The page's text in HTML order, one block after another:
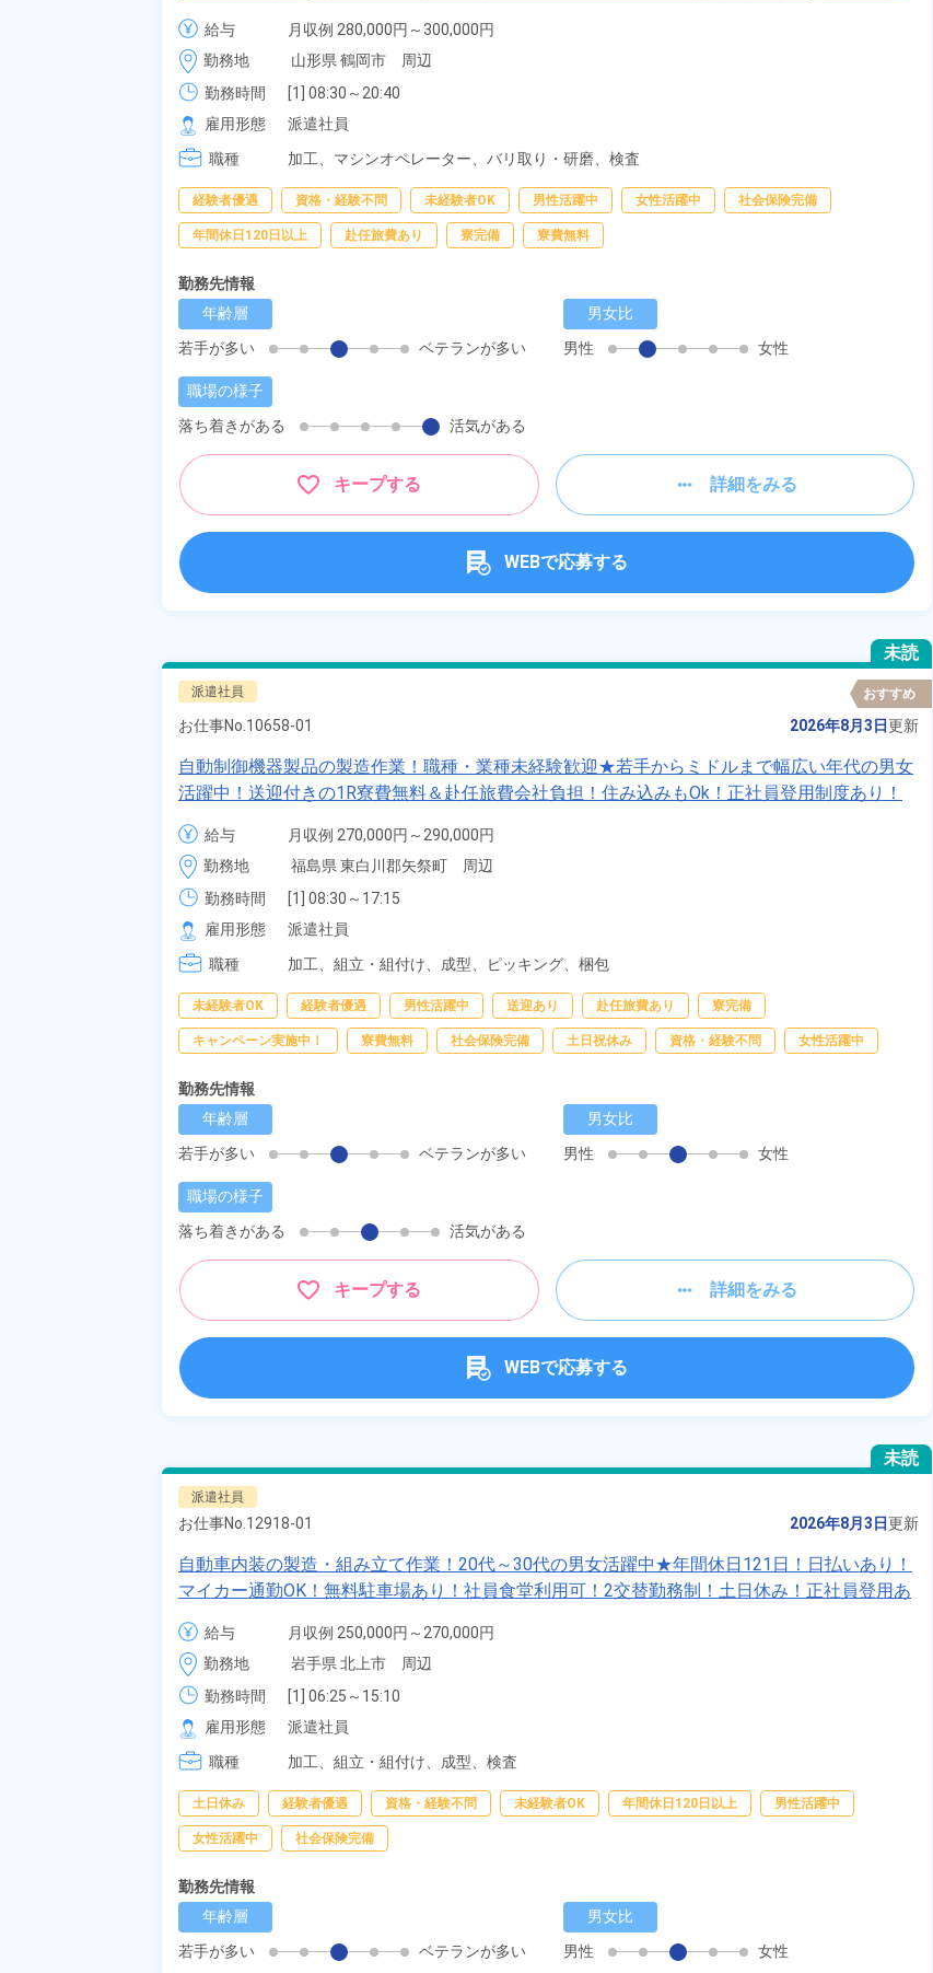
県鶴岡市》
給与
月収例 280,000円～300,000円
時給 1,550円～1,550円
勤務地
山形県 鶴岡市　周辺
勤務時間
[1] 08:30～20:40
[2] 20:30～08:40
[3] 08:30～17:00
雇用形態
派遣社員
職種
加工、 マシンオペレーター、 バリ取り・研磨、 検査
経験者優遇 資格・経験不問 未経験者OK 男性活躍中 女性活躍中 社会保険完備
年間休日120日以上 赴任旅費あり 寮完備 寮費無料
勤務先情報
年齢層
若手が多い
ベテランが多い
男女比
男性
女性
職場の様子
落ち着きがある
活気がある
キープする 詳細をみる
WEBで応募する
未読
派遣社員 おすすめ
お仕事No.10658-01 2026年8月3日更新
自動制御機器製品の製造作業！職種・業種未経験歓迎★若手からミドルまで幅広い年代の男女
活躍中！送迎付きの1R寮費無料＆赴任旅費会社負担！住み込みもOk！正社員登用制度あり！
食堂利用OK！《福島県東白川郡矢祭町》
給与
月収例 270,000円～290,000円
時給 1,600円～1,600円
勤務地
福島県 東白川郡矢祭町　周辺
勤務時間
[1] 08:30～17:15
[2] 06:00～14:45
[3] 14:45～23:30
[4] 12:45～21:30
雇用形態
派遣社員
職種
加工、 組立・組付け、 成型、 ピッキング、 梱包
未経験者OK 経験者優遇 男性活躍中 送迎あり 赴任旅費あり 寮完備
キャンペーン実施中！ 寮費無料 社会保険完備 土日祝休み 資格・経験不問 女性活躍中
勤務先情報
年齢層
若手が多い
ベテランが多い
男女比
男性
女性
職場の様子
落ち着きがある
活気がある
キープする 詳細をみる
WEBで応募する
未読
派遣社員
お仕事No.12918-01 2026年8月3日更新
自動車内装の製造・組み立て作業！20代～30代の男女活躍中★年間休日121日！日払いあり！
マイカー通勤OK！無料駐車場あり！社員食堂利用可！2交替勤務制！土日休み！正社員登用あ
り！《岩手県北上市》
給与
月収例 250,000円～270,000円
時給 1,250円～1,250円
勤務地
岩手県 北上市　周辺
勤務時間
[1] 06:25～15:10
[2] 15:15～00:00
雇用形態
派遣社員
職種
加工、 組立・組付け、 成型、 検査
土日休み 経験者優遇 資格・経験不問 未経験者OK 年間休日120日以上 男性活躍中
女性活躍中 社会保険完備
勤務先情報
年齢層
若手が多い
ベテランが多い
男女比
男性
女性
に！？ディープな世界にあなたもきっとハマる
はず！